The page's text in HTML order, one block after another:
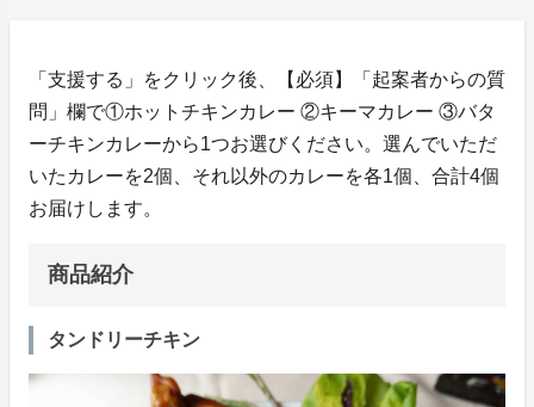
「支援する」をクリック後、【必須】「起案者からの質
問」欄で①ホットチキンカレー ②キーマカレー ③バタ
ーチキンカレーから1つお選びください。選んでいただ
いたカレーを2個、それ以外のカレーを各1個、合計4個
お届けします。
商品紹介
タンドリーチキン